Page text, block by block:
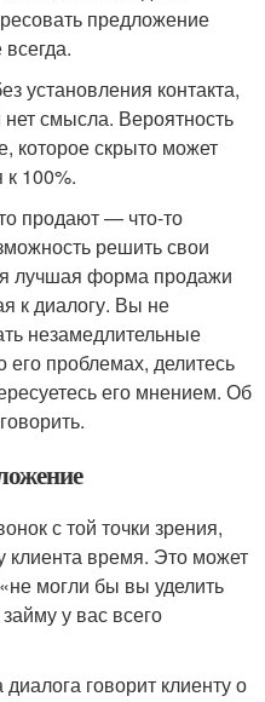
предложение
установления контакта,
смысла. Вероятность
которое скрыто может
к 100%.
продают — что-то
решить свои
лучшая форма продажи
к диалогу. Вы не
незамедлительные
проблемах, делитесь
его мнением. Об
с той точки зрения,
клиента время. Это может
могли бы вы уделить
у вас всего
говорит клиенту о